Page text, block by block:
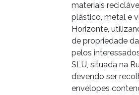
materiais
plástico, metal e
Horizonte,
de propriedade
pelos
SLU, situada na
devendo ser
envelopes